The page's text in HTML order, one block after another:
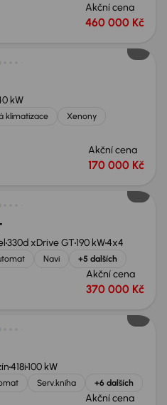
Akční cena
460 000 Kč
kW
klimatizace
Xenony
Akční cena
170 000 Kč
330d xDrive GT190 kW4x4
Navi +5 dalších
Akční cena
370 000 Kč
418i100 kW
Serv.kniha +6 dalších
Akční cena